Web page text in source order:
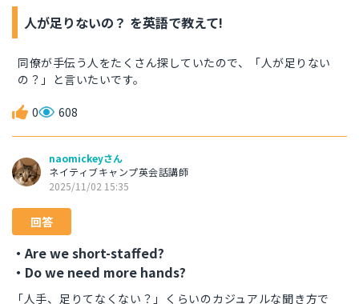
人が足りないの？ を英語で教えて!
同僚が手伝う人をたくさん探していたので、「人が足りない
の？」と言いたいです。
0 608
naomickeyさん
ネイティブキャンプ英会話講師
2025/11/02 15:35
回答
・Are we short-staffed?
・Do we need more hands?
「人手、足りてなくない？」くらいのカジュアルな聞き方で